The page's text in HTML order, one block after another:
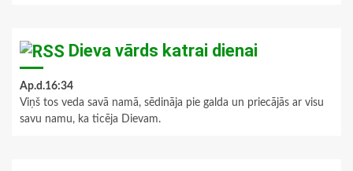
Dieva vārds katrai dienai
Ap.d.16:34
Viņš tos veda savā namā, sēdināja pie galda un priecājās ar visu
savu namu, ka ticēja Dievam.